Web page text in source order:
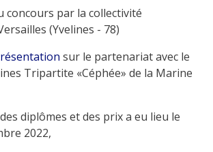
par la collectivité
(Yvelines - 78)
sur le partenariat avec le
Tripartite «Céphée» de la Marine
diplômes et des prix a eu lieu le
2022,